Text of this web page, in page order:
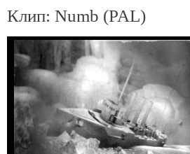
Клип: Numb (PAL)